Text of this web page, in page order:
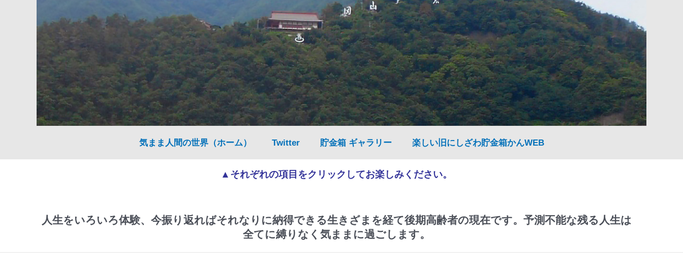
気まま人間の世界（ホーム） Twitter 貯金箱 ギャラリー 楽しい旧にしざわ貯金箱かんWEB
▲それぞれの項目をクリックしてお楽しみください。
人生をいろいろ体験、今振り返ればそれなりに納得できる生きざまを経て後期高齢者の現在です。予測不能な残る人生は
全てに縛りなく気ままに過ごします。